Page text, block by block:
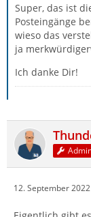
Super, das ist
Posteingänge
wieso das
ja
Ich danke Dir!
12. September